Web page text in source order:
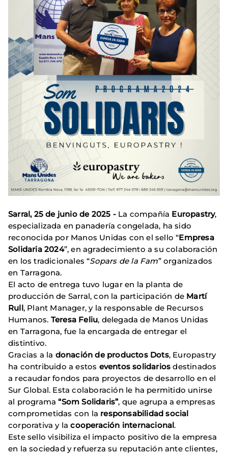
Sarral, 25 de junio de 2025 -La compañía Europastry,
especializada en panadería congelada, ha sido
reconocida por Manos Unidas con el sello “Empresa
Solidaria 2024”, en agradecimiento a su colaboración
en los tradicionales “Sopars de la Fam” organizados
en Tarragona.
El acto de entrega tuvo lugar en la planta de
producción de Sarral, con la participación de Martí
Rull, Plant Manager, y la responsable de Recursos
Humanos. Teresa Feliu, delegada de Manos Unidas
en Tarragona, fue la encargada de entregar el
distintivo.
Gracias a la donación de productos Dots, Europastry
ha contribuido a estos eventos solidarios destinados
a recaudar fondos para proyectos de desarrollo en el
Sur Global. Esta colaboración le ha permitido unirse
al programa“Som Solidaris”, que agrupa a empresas
comprometidas con la responsabilidad social
corporativa y lacooperación internacional.
Este sello visibiliza el impacto positivo de la empresa
en la sociedad y refuerza su reputación ante clientes,